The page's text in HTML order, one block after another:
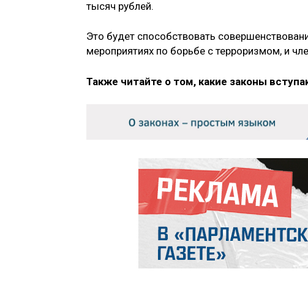
тысяч рублей.
Это будет способствовать
мероприятиях по борьбе с терроризмом, и
Также читайте о том, какие законы